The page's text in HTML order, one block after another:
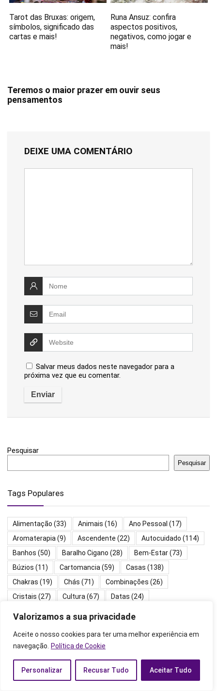
Valorizamos a sua privacidade
Aceite o nosso cookies para ter uma melhor experiência em
navegação.
Política de Cookie
Personalizar Recusar Tudo Aceitar Tudo
Tarot das Bruxas: origem,
símbolos, significado das
cartas e mais!
Runa Ansuz: confira
aspectos positivos,
negativos, como jogar e
mais!
Teremos o maior prazer em ouvir seus
pensamentos
DEIXE UMA COMENTÁRIO
Salvar meus dados neste navegador para a
próxima vez que eu comentar.
Pesquisar
Pesquisar
Tags Populares
Alimentação (33) Animais (16) Ano Pessoal (17)
Aromaterapia(9) Ascendente (22) Autocuidado (114)
Banhos (50) Baralho Cigano (28) Bem-Estar(73)
Búzios (11) Cartomancia(59) Casas (138)
Chakras (19) Chás (71) Combinações (26)
Cristais (27) Cultura(67) Datas (24)
Descendente
Dinheiro (25)
Mapa Astral Meditação
Pedras(43) Planetas(145) Relacionamentos (19)